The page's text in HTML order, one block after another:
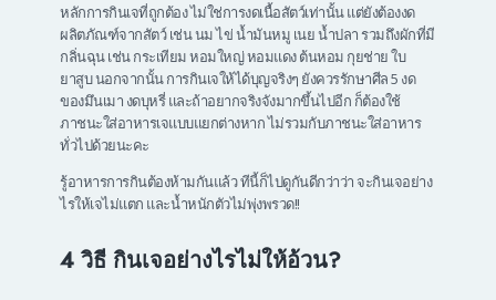
หลักการกินเจที่ถูกต้อง ไม่ใช่การงดเนื้อสัตว์เท่านั้น แต่ยังต้องงด
ผลิตภัณฑ์จากสัตว์ เช่น นม ไข่ น้ำมันหมู เนย น้ำปลา รวมถึงผักที่มี
กลิ่นฉุน เช่น กระเทียม หอมใหญ่ หอมแดง ต้นหอม กุยช่าย ใบ
ยาสูบ นอกจากนั้น การกินเจให้ได้บุญจริงๆ ยังควรรักษาศีล 5 งด
ของมึนเมา งดบุหรี่ และถ้าอยากจริงจังมากขึ้นไปอีก ก็ต้องใช้
ภาชนะใส่อาหารเจแบบแยกต่างหาก ไม่รวมกับภาชนะใส่อาหาร
ทั่วไปด้วยนะคะ
รู้อาหารการกินต้องห้ามกันแล้ว ทีนี้ก็ไปดูกันดีกว่าว่า จะกินเจอย่าง
ไรให้เจไม่แตก และน้ำหนักตัวไม่พุ่งพรวด!!
4 วิธี กินเจอย่างไรไม่ให้อ้วน?